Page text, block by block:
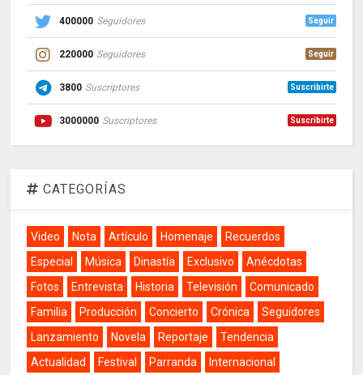
400000 Seguidores Seguir
220000 Seguidores Seguir
3800 Suscriptores Suscribirte
3000000 Suscriptores Suscribirte
CATEGORÍAS
Video Nota Artículo Homenaje
Recuerdos
Especial
Música Dinastía Exclusivo
Anécdotas
Fotos
Entrevista Historia Televisión
Comunicado
Familia
Producción Concierto Crónica
Seguidores
Lanzamiento
Novela Reportaje
Tendencia
Actualidad
Festival Parranda
Internacional